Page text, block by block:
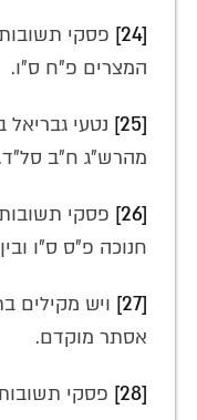
[24]
פסקי
המצרים פ"ח ס"ו.
[25]
נטעי
מהרש"ג ח"ב סל"ד.
[26]
פסקי
חנוכה פ"ס ס"ו
[27]
ויש מקילים
אסתר מוקדם.
[28] פסקי